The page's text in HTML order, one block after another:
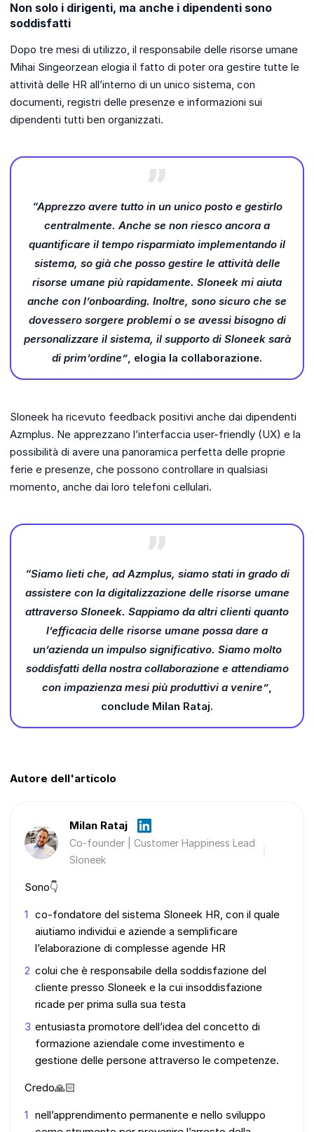
Non solo i dirigenti, ma anche i dipendenti sono
soddisfatti
Dopo tre mesi di utilizzo, il responsabile delle risorse umane
Mihai Singeorzean elogia il fatto di poter ora gestire tutte le
attività delle HR all’interno di un unico sistema, con
documenti, registri delle presenze e informazioni sui
dipendenti tutti ben organizzati.
“Apprezzo avere tutto in un unico posto e gestirlo
centralmente. Anche se non riesco ancora a
quantificare il tempo risparmiato implementando il
sistema, so già che posso gestire le attività delle
risorse umane più rapidamente. Sloneek mi aiuta
anche con l’onboarding. Inoltre, sono sicuro che se
dovessero sorgere problemi o se avessi bisogno di
personalizzare il sistema, il supporto di Sloneek sarà
di prim’ordine”, elogia la collaborazione.
Sloneek ha ricevuto feedback positivi anche dai dipendenti
Azmplus. Ne apprezzano l’interfaccia user-friendly (UX) e la
possibilità di avere una panoramica perfetta delle proprie
ferie e presenze, che possono controllare in qualsiasi
momento, anche dai loro telefoni cellulari.
“Siamo lieti che, ad Azmplus, siamo stati in grado di
assistere con la digitalizzazione delle risorse umane
attraverso Sloneek. Sappiamo da altri clienti quanto
l’efficacia delle risorse umane possa dare a
un’azienda un impulso significativo. Siamo molto
soddisfatti della nostra collaborazione e attendiamo
con impazienza mesi più produttivi a venire”,
conclude Milan Rataj.
Autore dell'articolo
Milan Rataj
Co-founder | Customer Happiness Lead
Sloneek
Sono👇
co-fondatore del sistema Sloneek HR, con il quale
aiutiamo individui e aziende a semplificare
l’elaborazione di complesse agende HR
colui che è responsabile della soddisfazione del
cliente presso Sloneek e la cui insoddisfazione
ricade per prima sulla sua testa
entusiasta promotore dell’idea del concetto di
formazione aziendale come investimento e
gestione delle persone attraverso le competenze.
Credo🙏🏻
nell’apprendimento permanente e nello sviluppo